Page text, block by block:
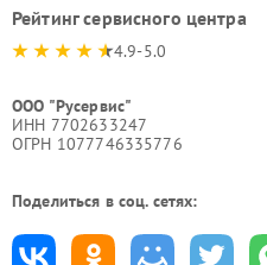
Рейтинг сервисного центра
4.9-5.0
ООО "Русервис"
ИНН 7702633247
ОГРН 1077746335776
Поделиться в соц. сетях: